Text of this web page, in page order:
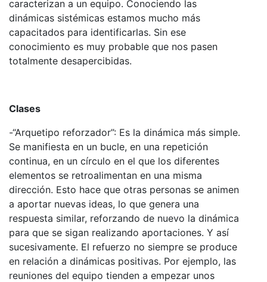
caracterizan a un equipo. Conociendo las
dinámicas sistémicas estamos mucho más
capacitados para identificarlas. Sin ese
conocimiento es muy probable que nos pasen
totalmente desapercibidas.
Clases
-“Arquetipo reforzador”: Es la dinámica más simple.
Se manifiesta en un bucle, en una repetición
continua, en un círculo en el que los diferentes
elementos se retroalimentan en una misma
dirección. Esto hace que otras personas se animen
a aportar nuevas ideas, lo que genera una
respuesta similar, reforzando de nuevo la dinámica
para que se sigan realizando aportaciones. Y así
sucesivamente. El refuerzo no siempre se produce
en relación a dinámicas positivas. Por ejemplo, las
reuniones del equipo tienden a empezar unos